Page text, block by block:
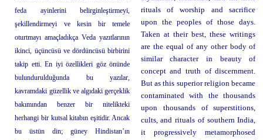
feda ayinlerini belirginleştirmeyi,
şekillendirmeyi ve kesin bir temele
oturtmayı amaçladıkça Veda yazıtlarının
ikinci, üçüncüsü ve dördüncüsü birbirini
takip etti. En iyi özellikleri göz önünde
bulundurulduğunda bu yazılar,
kavramdaki güzellik ve algıdaki gerçeklik
bakımından benzer bir nitelikteki
herhangi bir kutsal kitabın eşitidir. Ancak
bu üstün din; güney Hindistan’ın
rituals of worship and sacrifice
upon the peoples of those days.
Taken at their best, these writings
are the equal of any other body of
similar character in beauty of
concept and truth of discernment.
But as this superior religion became
contaminated with the thousands
upon thousands of superstitions,
cults, and rituals of southern India,
it progressively metamorphosed